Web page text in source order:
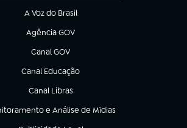
A Voz do Brasil
(abre em nova aba)
Agência GOV
(abre em nova aba)
Canal GOV
(abre em nova aba)
Canal Educação
(abre em nova aba)
Canal Libras
(abre em nova aba)
e Análise de Mídias
em nova aba)